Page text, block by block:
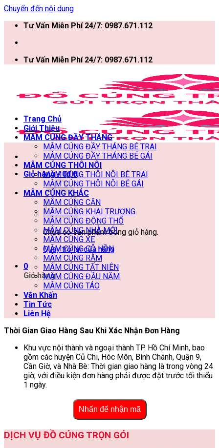
Chuyển đến nội dung
Tư Vấn Miễn Phí 24/7: 0987.671.112
Tư Vấn Miễn Phí 24/7: 0987.671.112
Giỏ hàng /0₫ 0
Chưa có sản phẩm trong giỏ hàng.
Quay trở lại cửa hàng
0
Giỏ hàng
Trang Chủ
Giới Thiệu
MÂM CÚNG ĐẦY THÁNG
MÂM CÚNG ĐẦY THÁNG BÉ TRAI
MÂM CÚNG ĐẦY THÁNG BÉ GÁI
MÂM CÚNG THÔI NÔI
MÂM CÚNG THÔI NÔI BÉ TRAI
MÂM CÚNG THÔI NÔI BÉ GÁI
MÂM CÚNG KHÁC
MÂM CÚNG CĂN
MÂM CÚNG KHAI TRƯƠNG
MÂM CÚNG ĐỘNG THỔ
MÂM CÚNG NHÀ MỚI
MÂM CÚNG XE
MÂM CÚNG CÔ HỒN
MÂM CÚNG RẰM
MÂM CÚNG TẤT NIÊN
MÂM CÚNG ĐẦU NĂM
MÂM CÚNG TÁO
Văn Khấn
Tin Tức
Liên Hệ
Thời Gian Giao Hàng Sau Khi Xác Nhận Đơn Hàng
Khu vực nội thành và ngoại thành TP. Hồ Chí Minh, bao
gồm các huyện Củ Chi, Hóc Môn, Bình Chánh, Quận 9,
Cần Giờ, và Nhà Bè: Thời gian giao hàng là trong vòng 24
giờ, với điều kiện đơn hàng phải được đặt trước tối thiểu
1 ngày.
Nhấn để nhận mã
DỊCH VỤ ĐỒ CÚNG TRỌN GÓI